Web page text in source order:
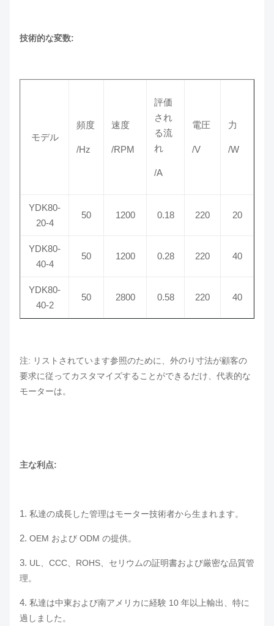
技術的な変数:
モデル
頻度
/Hz
速度
/RPM
評価
され
る流
れ
/A
電圧
/V
力
/W
YDK80-
20-4
50 1200 0.18 220 20
YDK80-
40-4
50 1200 0.28 220 40
YDK80-
40-2
50 2800 0.58 220 40
注: リストされています参照のために、外のり寸法が顧客の
要求に従ってカスタマイズすることができるだけ、代表的な
モーターは。
主な利点:
1. 私達の成長した管理はモーター技術者から生まれます。
2. OEM および ODM の提供。
3. UL、CCC、ROHS、セリウムの証明書および厳密な品質管
理。
4. 私達は中東および南アメリカに経験 10 年以上輸出、特に
過しました。